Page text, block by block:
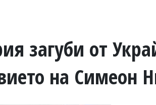
загуби от
на Симеон